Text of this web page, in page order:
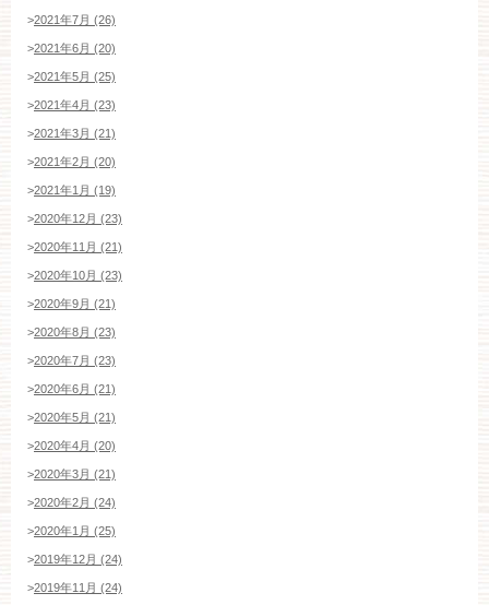
>2021年7月 (26)
>2021年6月 (20)
>2021年5月 (25)
>2021年4月 (23)
>2021年3月 (21)
>2021年2月 (20)
>2021年1月 (19)
>2020年12月 (23)
>2020年11月 (21)
>2020年10月 (23)
>2020年9月 (21)
>2020年8月 (23)
>2020年7月 (23)
>2020年6月 (21)
>2020年5月 (21)
>2020年4月 (20)
>2020年3月 (21)
>2020年2月 (24)
>2020年1月 (25)
>2019年12月 (24)
>2019年11月 (24)